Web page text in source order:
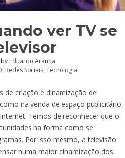
ver TV se
by Eduardo Aranha
, Redes Sociais, Tecnologia
de criação e dinamização de
na venda de espaço publicitário,
Temos de reconhecer que o
na forma como se
Por isso mesmo, a televisão
numa maior dinamização dos